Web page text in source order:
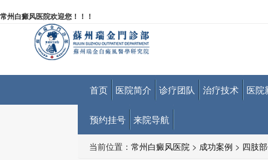
常州白癜风医院欢迎您！！！
首页 医院简介 诊疗团队 治疗技术 医院
预约挂号 来院导航
当前位置： 常州白癜风医院 > 成功案例 > 四肢